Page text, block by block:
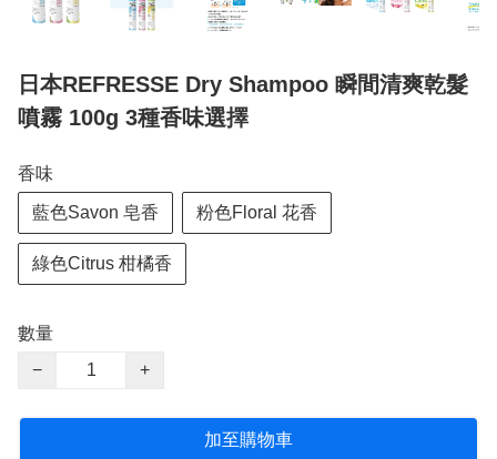
日本REFRESSE Dry Shampoo 瞬間清爽乾髮
噴霧 100g 3種香味選擇
香味
藍色Savon 皂香 粉色Floral 花香
綠色Citrus 柑橘香
數量
−
+
加至購物車